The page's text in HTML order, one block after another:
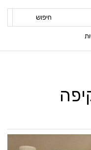
חיפוש